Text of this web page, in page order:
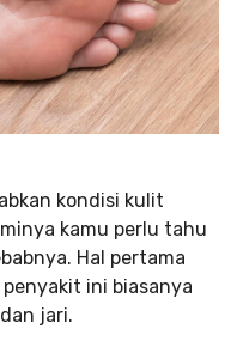
kondisi kulit
kamu perlu tahu
Hal pertama
ini biasanya
jari.